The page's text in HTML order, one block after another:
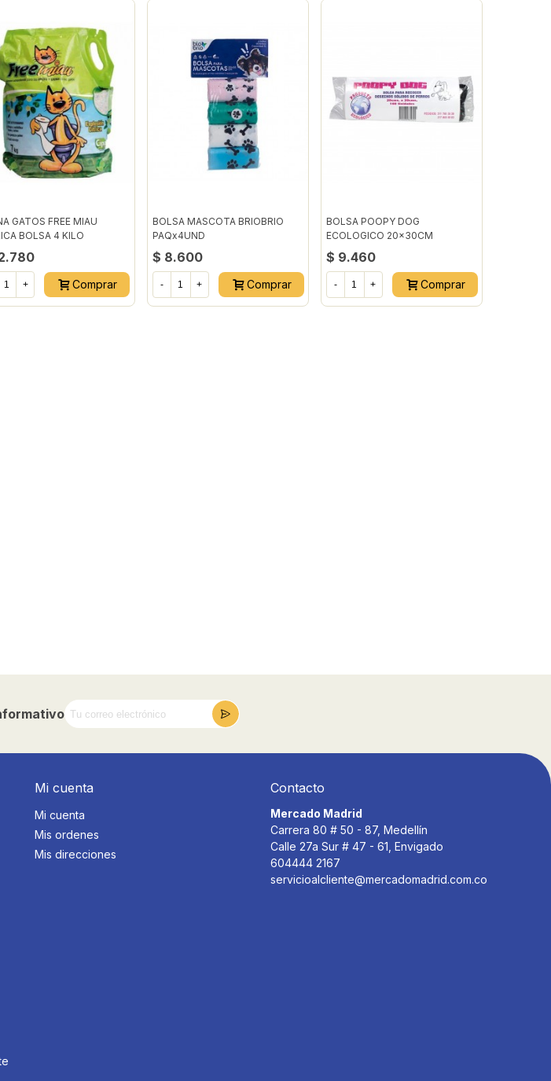
GATOS FREE MIAU
BOLSA 4 KILO
+ Comprar
BOLSA MASCOTA BRIOBRIO
PAQx4UND
$ 8.600
- + Comprar
BOLSA POOPY DOG
ECOLOGICO 20x30CM
$ 9.460
- + Comprar
Mi cuenta
Mi cuenta
Mis ordenes
Mis direcciones
Contacto
Mercado Madrid
Carrera 80 # 50 - 87, Medellín
Calle 27a Sur # 47 - 61, Envigado
604444 2167
servicioalcliente@mercadomadrid.com.co